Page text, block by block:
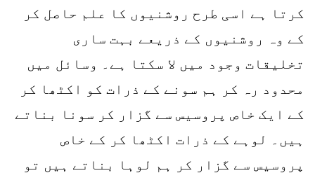
کرتا ہے اسی طرح روشنیوں کا علم حاصل کر
کے وہ روشنیوں کے ذریعے بہت ساری
تخلیقات وجود میں لا سکتا ہے۔ وسائل میں
محدود رہ کر ہم سونے کے ذرات کو اکٹھا کر
کے ایک خاص پروسیس سے گزار کر سونا بناتے
ہیں۔ لوہے کے ذرات اکٹھا کر کے خاص
پروسیس سے گزار کر ہم لوہا بناتے ہیں تو